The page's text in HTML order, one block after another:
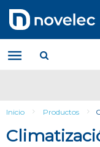
contenido
menú
de
navegación
Inicio Productos